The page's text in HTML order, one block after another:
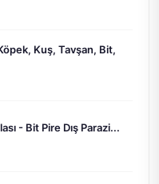
Kuş, Tavşan, Bit,
- Bit Pire Dış Parazi...